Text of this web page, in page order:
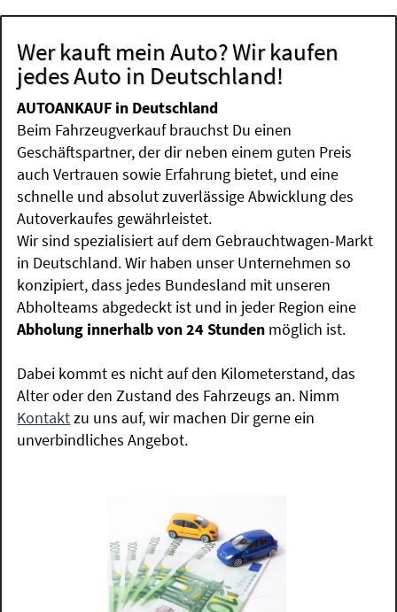
Wer kauft mein Auto? Wir kaufen
jedes Auto in Deutschland!
AUTOANKAUF in Deutschland
Beim Fahrzeugverkauf brauchst Du einen
Geschäftspartner, der dir neben einem guten Preis
auch Vertrauen sowie Erfahrung bietet, und eine
schnelle und absolut zuverlässige Abwicklung des
Autoverkaufes gewährleistet.
Wir sind spezialisiert auf dem Gebrauchtwagen-Markt
in Deutschland. Wir haben unser Unternehmen so
konzipiert, dass jedes Bundesland mit unseren
Abholteams abgedeckt ist und in jeder Region eine
Abholung innerhalb von 24 Stunden möglich ist.
Dabei kommt es nicht auf den Kilometerstand, das
Alter oder den Zustand des Fahrzeugs an. Nimm
Kontaktzu uns auf, wir machen Dir gerne ein
unverbindliches Angebot.